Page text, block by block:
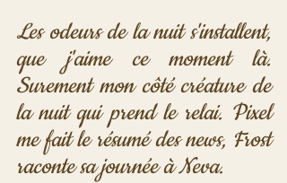
Les odeurs de la nuit s'installent,
que j'aime ce moment là.
Surement mon côté créature de
la nuit qui prend le relai. Pixel
me fait le résumé des news, Frost
raconte sa journée à Neva.